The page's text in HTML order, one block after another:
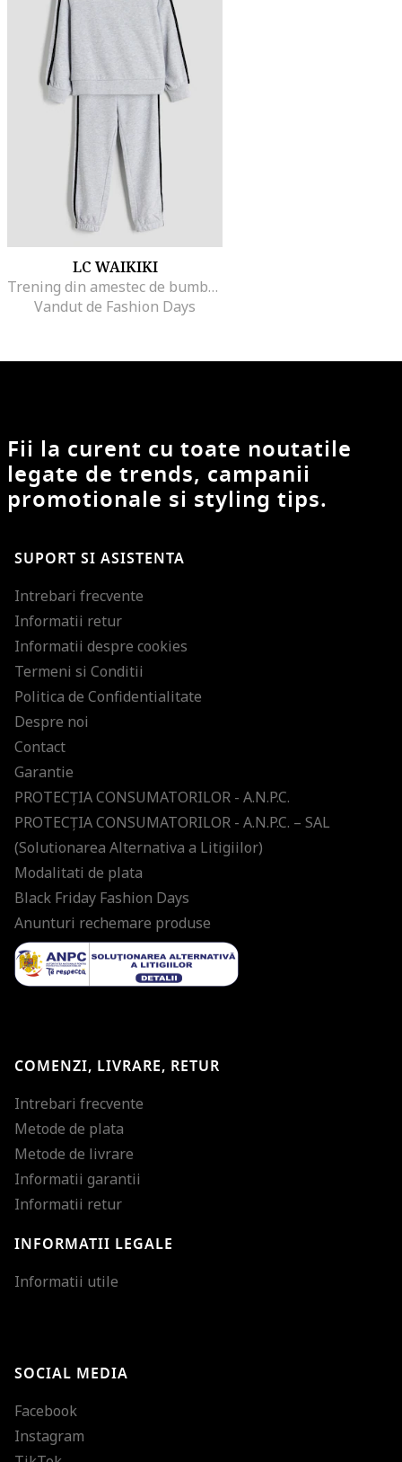
LC WAIKIKI
Trening din amestec de bumbac cu dungi contrastante
Vandut de Fashion Days
Fii la curent cu toate noutatile
legate de trends, campanii
promotionale si styling tips.
SUPORT SI ASISTENTA
Intrebari frecvente
Informatii retur
Informatii despre cookies
Termeni si Conditii
Politica de Confidentialitate
Despre noi
Contact
Garantie
PROTECŢIA CONSUMATORILOR - A.N.P.C.
PROTECŢIA CONSUMATORILOR - A.N.P.C. – SAL
(Solutionarea Alternativa a Litigiilor)
Modalitati de plata
Black Friday Fashion Days
Anunturi rechemare produse
COMENZI, LIVRARE, RETUR
Intrebari frecvente
Metode de plata
Metode de livrare
Informatii garantii
Informatii retur
INFORMATII LEGALE
Informatii utile
SOCIAL MEDIA
Facebook
Instagram